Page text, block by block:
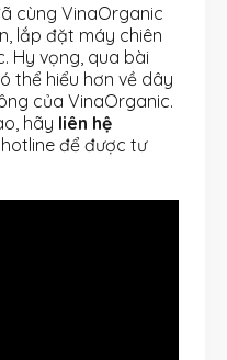
cùng VinaOrganic
lắp đặt máy chiên
Hy vọng, qua bài
thể hiểu hơn về dây
của VinaOrganic.
hãy liên hệ
để được tư